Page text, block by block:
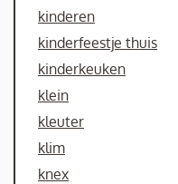
kinderen
kinderfeestje thuis
kinderkeuken
klein
kleuter
klim
knex